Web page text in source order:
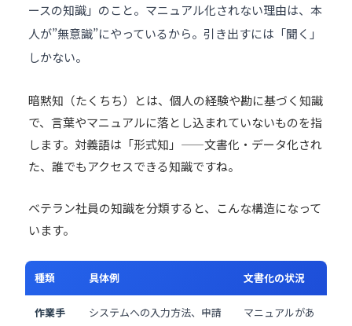
ースの知識」のこと。マニュアル化されない理由は、本
人が”無意識”にやっているから。引き出すには「聞く」
しかない。
暗黙知（たくちち）とは、個人の経験や勘に基づく知識
で、言葉やマニュアルに落とし込まれていないものを指
します。対義語は「形式知」——文書化・データ化され
た、誰でもアクセスできる知識ですね。
ベテラン社員の知識を分類すると、こんな構造になって
います。
種類 具体例 文書化の状況
作業手
システムへの入力方法、申請
マニュアルがあ